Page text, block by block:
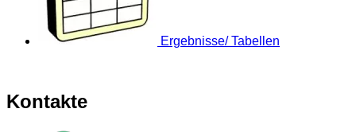
Ergebnisse/ Tabellen
Kontakte